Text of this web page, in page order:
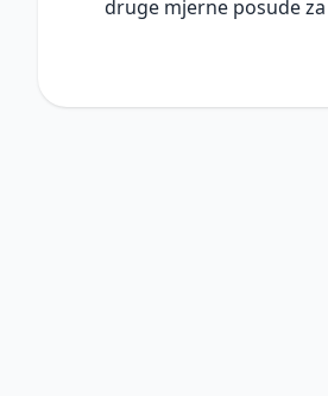
druge mjerne posude